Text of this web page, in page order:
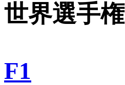
世界選手権
F1